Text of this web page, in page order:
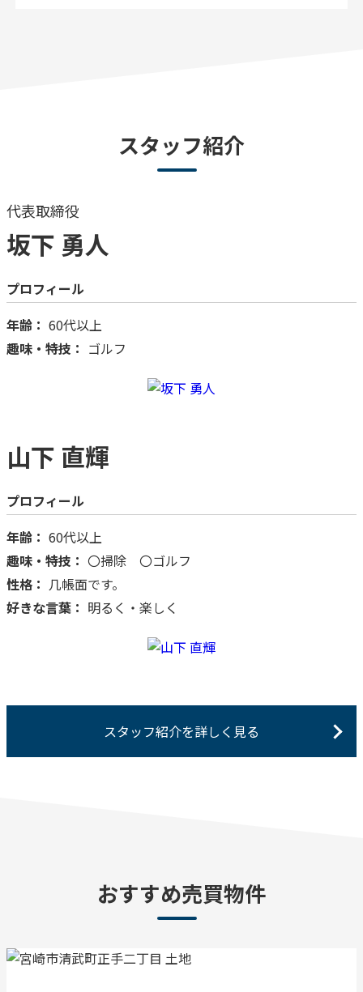
スタッフ紹介
代表取締役
坂下 勇人
プロフィール
年齢： 60代以上
趣味・特技： ゴルフ
山下 直輝
プロフィール
年齢： 60代以上
趣味・特技： 〇掃除 〇ゴルフ
性格： 几帳面です。
好きな言葉： 明るく・楽しく
スタッフ紹介を詳しく見る
おすすめ売買物件